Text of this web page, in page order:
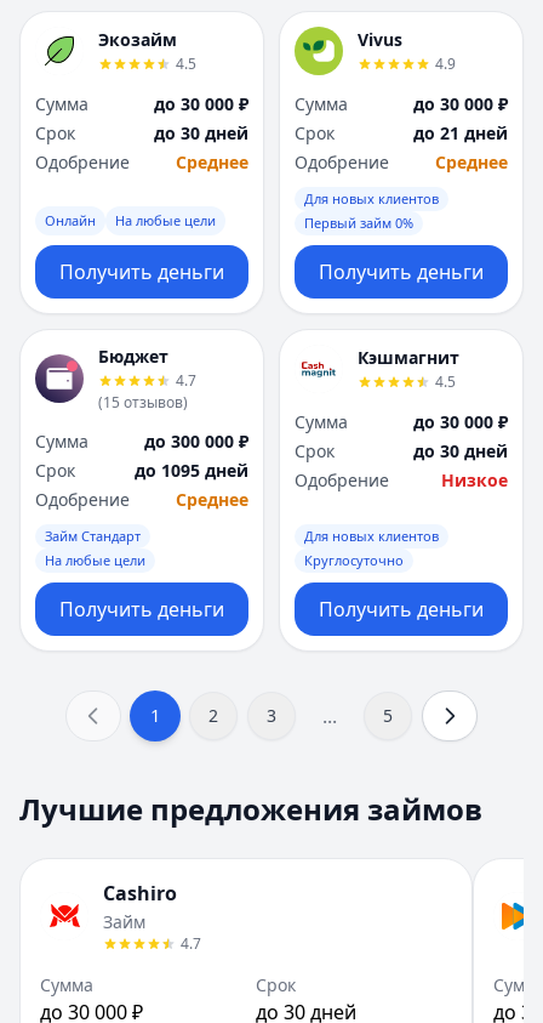
Экозайм
4.5
Сумма
до 30 000 ₽
Срок
до 30 дней
Одобрение
Среднее
Онлайн На любые цели
Получить деньги
Vivus
4.9
Сумма
до 30 000 ₽
Срок
до 21 дней
Одобрение
Среднее
Для новых клиентов
Первый займ 0%
Получить деньги
Бюджет
4.7
(15 отзывов)
Сумма
до 300 000 ₽
Срок
до 1095 дней
Одобрение
Среднее
Займ Стандарт
На любые цели
Получить деньги
Кэшмагнит
4.5
Сумма
до 30 000 ₽
Срок
до 30 дней
Одобрение
Низкое
Для новых клиентов
Круглосуточно
Получить деньги
1 2 3 ... 5
Лучшие предложения займов
Cashiro
Займ
4.7
Сумма
до 30 000 ₽
Срок
до 30 дней до